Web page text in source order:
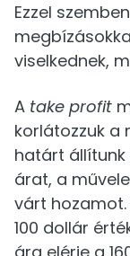
Ezzel
viselkednek,
A take profit
korlátozzuk a
határt állítunk
árat, a
várt hozamot.
100 dollár